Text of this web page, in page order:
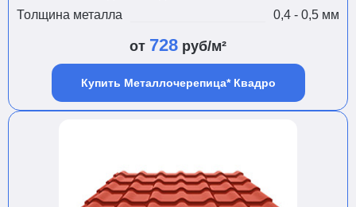
Толщина металла
0,4 - 0,5 мм
от 728 руб/м²
Купить Металлочерепица* Квадро